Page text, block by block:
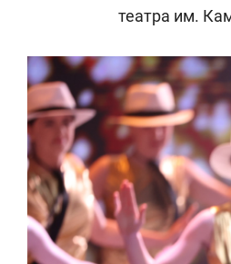
театра им.
Рекомендуем
Как ГК «МИР ГРУПП» и
создают оазис жилого
комфорта под Казанью